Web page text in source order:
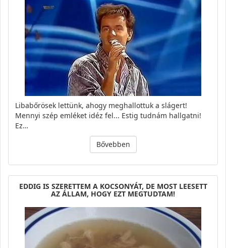
Libabőrösek lettünk, ahogy meghallottuk a slágert!
Mennyi szép emléket idéz fel... Estig tudnám hallgatni!
Ez…
Bővebben
EDDIG IS SZERETTEM A KOCSONYÁT, DE MOST LEESETT
AZ ÁLLAM, HOGY EZT MEGTUDTAM!